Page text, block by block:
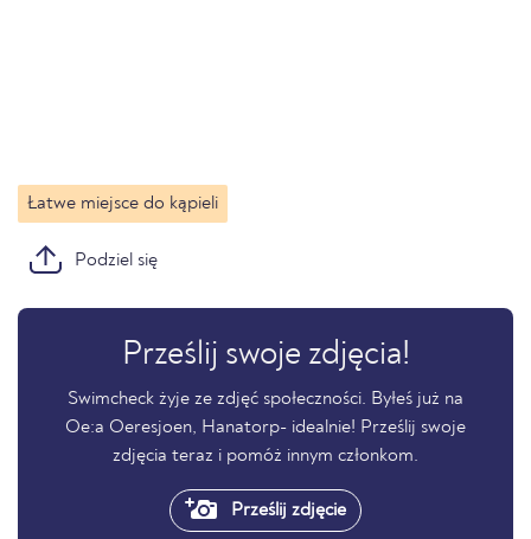
Łatwe miejsce do kąpieli
Podziel się
Prześlij swoje zdjęcia!
Swimcheck żyje ze zdjęć społeczności. Byłeś już na
Oe:a Oeresjoen, Hanatorp- idealnie! Prześlij swoje
zdjęcia teraz i pomóż innym członkom.
Prześlij zdjęcie